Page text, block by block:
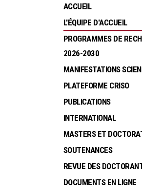
ACCUEIL
L'ÉQUIPE D'ACCUEIL
PROGRAMMES DE
2026-2030
MANIFESTATIONS
PLATEFORME CRISO
PUBLICATIONS
INTERNATIONAL
MASTERS ET
SOUTENANCES
REVUE DES
DOCUMENTS EN LIGNE